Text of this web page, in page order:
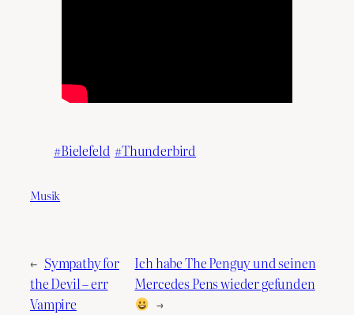
Bielefeld Thunderbird
Musik
← Sympathy for
the Devil – err
Vampire
Ich habe The Penguy und seinen
Mercedes Pens wieder gefunden
→